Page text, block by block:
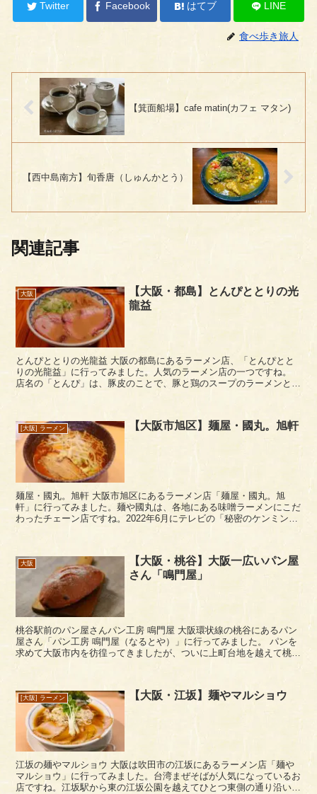
Twitter Facebook はてブ LINE
食べ歩き旅人
【箕面船場】cafe matin(カフェ マタン)
【西中島南方】旬香唐（しゅんかとう）
関連記事
大阪
【大阪・都島】とんぴととりの光
龍益
とんぴととりの光龍益 大阪の都島にあるラーメン店、「とんぴとと
りの光龍益」に行ってみました。人気のラーメン店の一つですね。
店名の「とんぴ」は、豚皮のことで、豚と鶏のスープのラーメンとい
[大阪] ラーメン 【大阪市旭区】麺屋・國丸。旭軒
麺屋・國丸。旭軒 大阪市旭区にあるラーメン店「麺屋・國丸。旭
軒」に行ってみました。麺や國丸は、各地にある味噌ラーメンにこだ
わったチェーン店ですね。2022年6月にテレビの「秘密のケンミン
大阪
【大阪・桃谷】大阪一広いパン屋
さん「鳴門屋」
桃谷駅前のパン屋さんパン工房 鳴門屋 大阪環状線の桃谷にあるパン
屋さん「パン工房 鳴門屋（なるとや）」に行ってみました。 パンを
求めて大阪市内を彷徨ってきましたが、ついに上町台地を越えて桃谷
[大阪] ラーメン 【大阪・江坂】麺やマルショウ
江坂の麺やマルショウ 大阪は吹田市の江坂にあるラーメン店「麺や
マルショウ」に行ってみました。台湾まぜそばが人気になっているお
店ですね。江坂駅から東の江坂公園を越えてひとつ東側の通り沿いに